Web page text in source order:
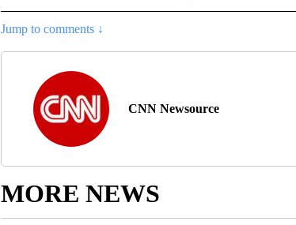
Jump to comments ↓
CNN Newsource
MORE NEWS